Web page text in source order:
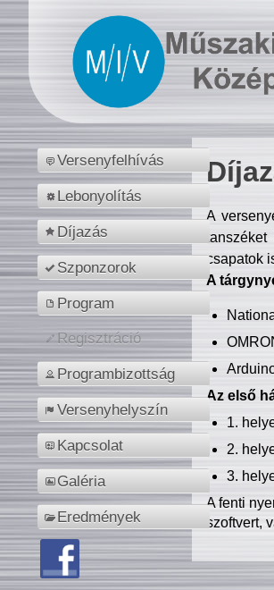
Versenyfelhívás
Lebonyolítás
Díjazás
Szponzorok
Program
Regisztráció
Programbizottság
Versenyhelyszín
Kapcsolat
Galéria
Eredmények
A
csapatok
A
Az első
1.
2.
3.
A fenti
szoftvert,